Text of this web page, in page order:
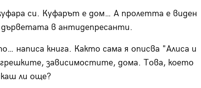
си. Куфарът е дом… А пролетта е виден
в антидепресанти.
написа книга. Както сама я описва "Алиса и
зависимостите, дома. Това, което
ли ощe?